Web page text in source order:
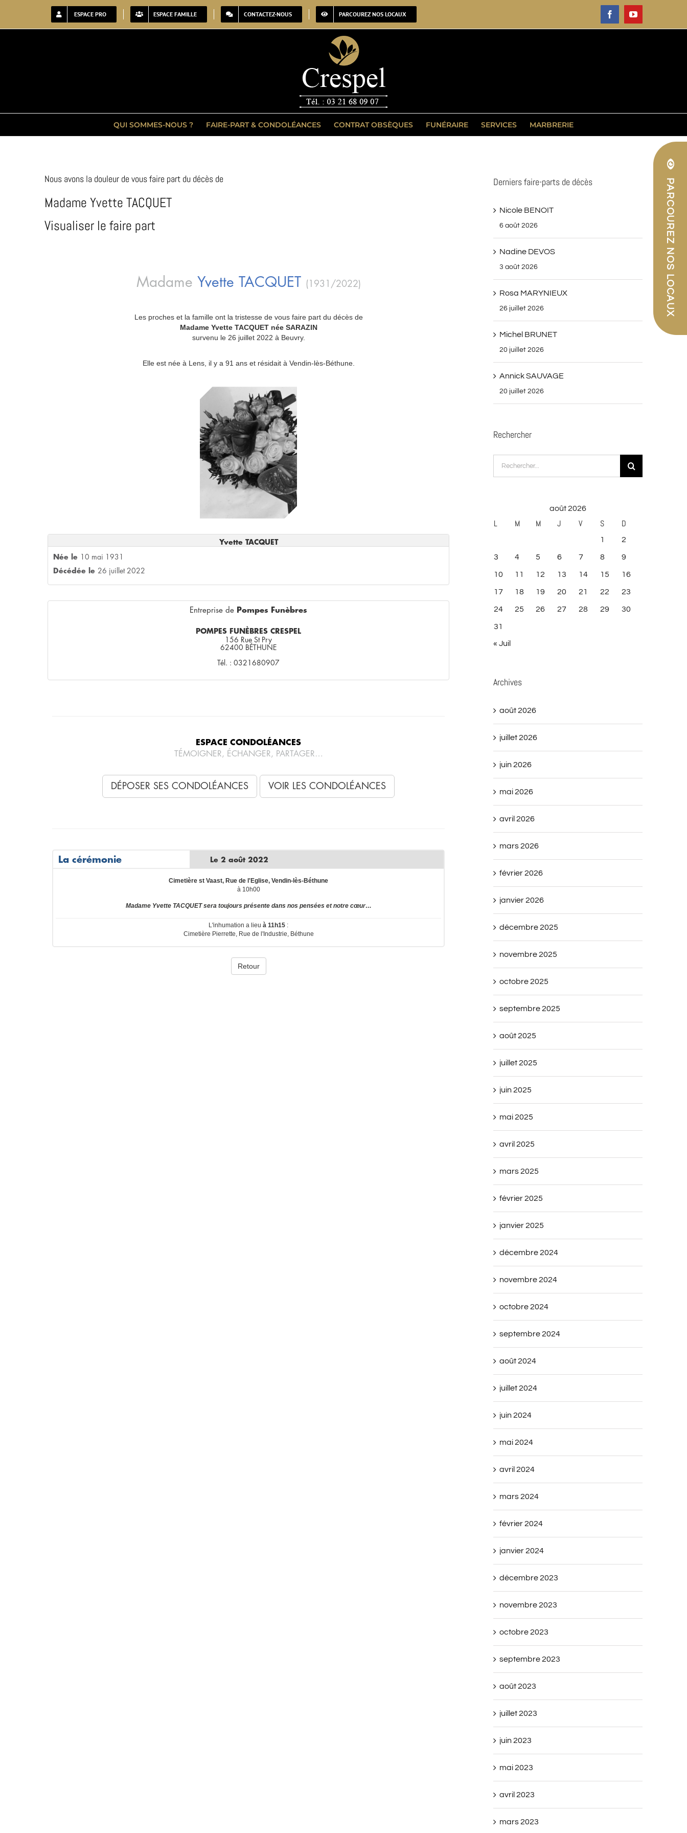
PARCOUREZ NOS LOCAUX
ESPACE PRO ESPACE FAMILLE CONTACTEZ-NOUS PARCOUREZ NOS LOCAUX FacebookYouTube
QUI SOMMES-NOUS ? FAIRE-PART & CONDOLÉANCES CONTRAT OBSÈQUES FUNÉRAIRE SERVICES MARBRERIE
Nous avons la douleur de vous faire part du décès de
Madame Yvette TACQUET
Visualiser le faire part
Derniers faire-parts de décès
Nicole BENOIT
6 août 2026
Nadine DEVOS
3 août 2026
Rosa MARYNIEUX
26 juillet 2026
Michel BRUNET
20 juillet 2026
Annick SAUVAGE
20 juillet 2026
Rechercher
Rechercher:
août 2026
L M M J V S D
1 2
3 4 5 6 7 8 9
10 11 12 13 14 15 16
17 18 19 20 21 22 23
24 25 26 27 28 29 30
31
« Juil
Archives
août 2026
juillet 2026
juin 2026
mai 2026
avril 2026
mars 2026
février 2026
janvier 2026
décembre 2025
novembre 2025
octobre 2025
septembre 2025
août 2025
juillet 2025
juin 2025
mai 2025
avril 2025
mars 2025
février 2025
janvier 2025
décembre 2024
novembre 2024
octobre 2024
septembre 2024
août 2024
juillet 2024
juin 2024
mai 2024
avril 2024
mars 2024
février 2024
janvier 2024
décembre 2023
novembre 2023
octobre 2023
septembre 2023
août 2023
juillet 2023
juin 2023
mai 2023
avril 2023
mars 2023